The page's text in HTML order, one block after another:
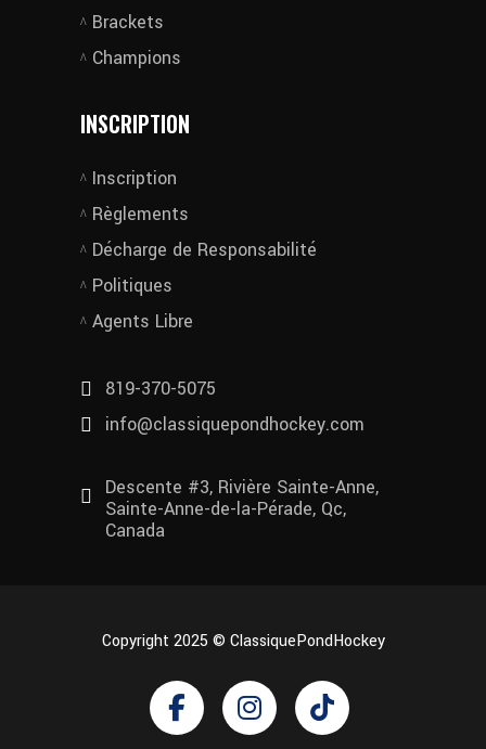
Brackets
Champions
INSCRIPTION
Inscription
Règlements
Décharge de Responsabilité
Politiques
Agents Libre
819-370-5075
info@classiquepondhockey.com
Descente #3, Rivière Sainte-Anne,
Sainte-Anne-de-la-Pérade, Qc,
Canada
Copyright 2025 © ClassiquePondHockey